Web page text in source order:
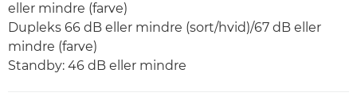
eller mindre (farve)
Dupleks 66 dB eller mindre (sort/hvid)/67 dB eller
mindre (farve)
Standby: 46 dB eller mindre